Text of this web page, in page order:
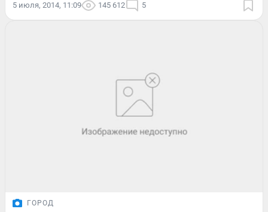
5 июля, 2014, 11:09 145 612 5
ГОРОД